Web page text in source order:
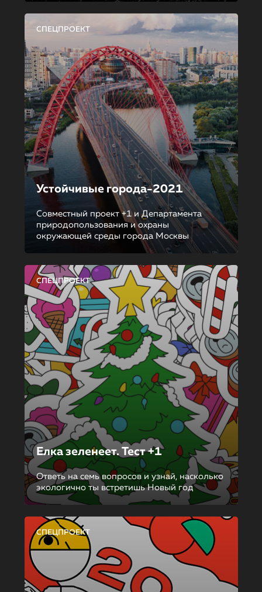
СПЕЦПРОЕКТ
Устойчивые города-2021
Совместный проект +1 и Департамента
природопользования и охраны
окружающей среды города Москвы
СПЕЦПРОЕКТ
Елка зеленеет. Тест +1
Ответь на семь вопросов и узнай, насколько
экологично ты встретишь Новый год
СПЕЦПРОЕКТ